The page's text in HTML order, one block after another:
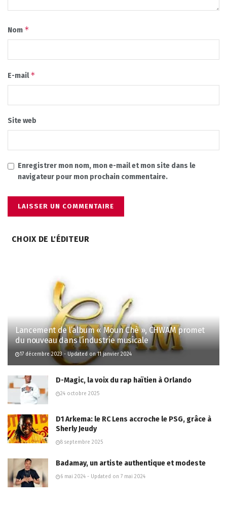
Nom *
E-mail*
Site web
Enregistrer mon nom, mon e-mail et mon site dans le
navigateur pour mon prochain commentaire.
CHOIX DE L'ÉDITEUR
Lancement de l’album « Moun Chè », CHWAM promet
du nouveau dans l’industrie musicale
17 décembre 2023 - Updated on 11 janvier 2024
D-Magic, la voix du rap haïtien à Orlando
24 octobre 2025
D1 Arkema: le RC Lens accroche le PSG, grâce à
Sherly Jeudy
8 septembre 2025
Badamay, un artiste authentique et modeste
6 mai 2024 - Updated on 7 mai 2024